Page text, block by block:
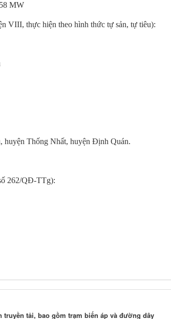
MW
VIII, thực hiện theo hình thức tự sản, tự tiêu):
Thống Nhất, huyện Định Quán.
262/QĐ-TTg):
tải, bao gồm trạm biến áp và đường dây